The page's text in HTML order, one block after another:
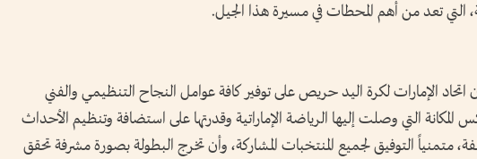
التي تعد من أهم المحطات في مسيرة هذا الجيل.
اتحاد الإمارات لكرة اليد حريص على توفير كافة عوامل النجاح التنظيمي والفني
المكانة التي وصلت إليها الرياضة الإماراتية وقدرتها على استضافة وتنظيم الأحداث
متمنياً التوفيق لجميع المنتخبات المشاركة، وأن تخرج البطولة بصورة مشرفة تحقق